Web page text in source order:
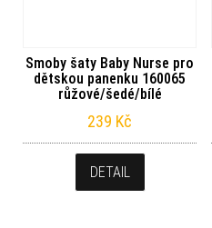
Smoby šaty Baby Nurse pro
dětskou panenku 160065
růžové/šedé/bílé
239 Kč
DETAIL